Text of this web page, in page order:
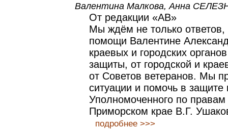
Валентина Малкова, Анна
От редакции «АВ»
Мы ждём не только ответов,
помощи Валентине
краевых и городских
защиты, от городской и
от Советов ветеранов. Мы
ситуации и помочь в защите
Уполномоченного по правам
Приморском крае В.Г.
подробнее >>>